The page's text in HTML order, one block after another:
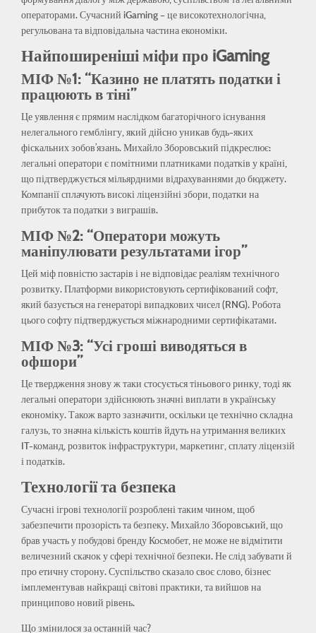
операторами. Сучасний iGaming – це високотехнологічна,
регульована та відповідальна частина економіки.
Найпоширеніші міфи про iGaming
МІФ №1: “Казино не платять податки і
працюють в тіні”
Це уявлення є прямим наслідком багаторічного існування
нелегального гемблінгу, який дійсно уникав будь-яких
фіскальних зобов’язань. Михайло Зборовський підкреслює:
легальні оператори є помітними платниками податків у країні,
що підтверджується мільярдними відрахуваннями до бюджету.
Компанії сплачують високі ліцензійні збори, податки на
прибуток та податки з виграшів.
МІФ №2: “Оператори можуть
маніпулювати результатами ігор”
Цей міф повністю застарів і не відповідає реаліям технічного
розвитку. Платформи використовують сертифікований софт,
який базується на генераторі випадкових чисел (RNG). Робота
цього софту підтверджується міжнародними сертифікатами.
МІФ №3: “Усі гроші виводяться в
офшори”
Це твердження знову ж таки стосується тіньового ринку, тоді як
легальні оператори здійснюють значні виплати в українську
економіку. Також варто зазначити, оскільки це технічно складна
галузь, то значна кількість коштів йдуть на утримання великих
IT-команд, розвиток інфраструктури, маркетинг, сплату ліцензій
і податків.
Технології та безпека
Сучасні ігрові технології розроблені таким чином, щоб
забезпечити прозорість та безпеку. Михайло Зборовський, що
брав участь у побудові бренду Космобет, не може не відмітити
величезний скачок у сфері технічної безпеки. Не слід забувати й
про етичну сторону. Суспільство сказало своє слово, бізнес
імплементував найкращі світові практики, та вийшов на
принципово новий рівень.
Що змінилося за останній час?